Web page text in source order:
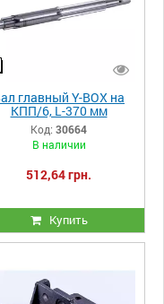
главный Y-BOX на
КПП/6, L-370 мм
Код: 30664
В наличии
512,64 грн.
Купить